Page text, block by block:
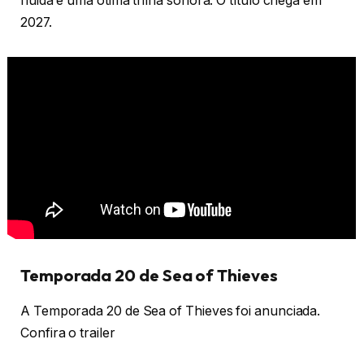
2027.
Temporada 20 de Sea of Thieves
A Temporada 20 de Sea of Thieves foi anunciada.
Confira o trailer